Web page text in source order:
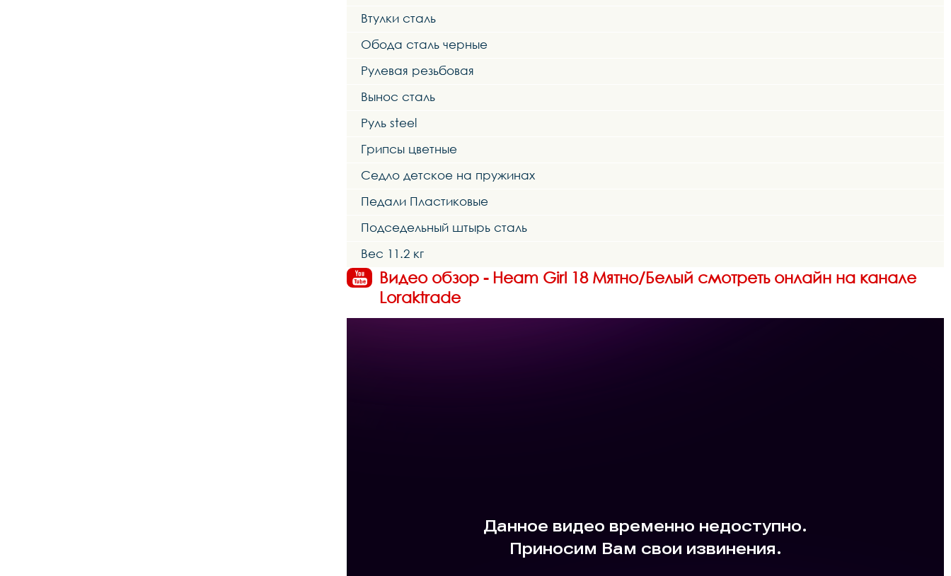
Втулки сталь
Обода сталь черные
Рулевая резьбовая
Вынос сталь
Руль steel
Грипсы цветные
Седло детское на пружинах
Педали Пластиковые
Подседельный штырь сталь
Вес 11.2 кг
Видео обзор - Heam Girl 18 Мятно/Белый смотреть онлайн на канале
Loraktrade